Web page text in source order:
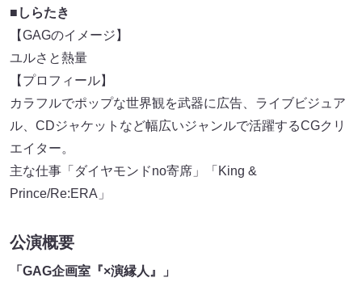
■しらたき
【GAGのイメージ】
ユルさと熱量
【プロフィール】
カラフルでポップな世界観を武器に広告、ライブビジュア
ル、CDジャケットなど幅広いジャンルで活躍するCGクリ
エイター。
主な仕事「ダイヤモンドno寄席」「King &
Prince/Re:ERA」
公演概要
「GAG企画室『×演縁人』」